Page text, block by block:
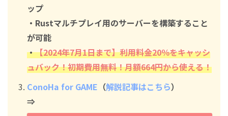
ップ
・Rustマルチプレイ用のサーバーを構築すること
が可能
・【2024年7月1日まで】利用料金20％をキャッシ
ュバック！初期費用無料！月額664円から使える！
ConoHa for GAME （解説記事はこちら）
⇒